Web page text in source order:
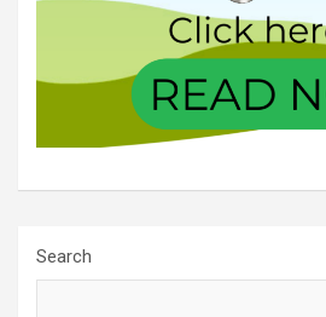
Search